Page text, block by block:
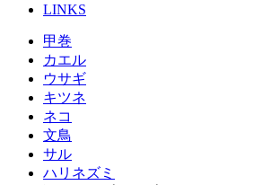
LINKS
甲巻
カエル
ウサギ
キツネ
ネコ
文鳥
サル
ハリネズミ